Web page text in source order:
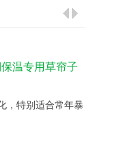
温专用草帘子
，特别适合常年暴